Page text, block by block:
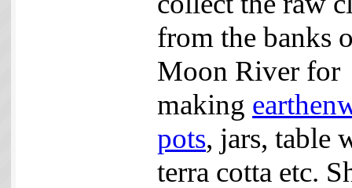
from the banks
Moon River for
making
pots, jars, table
terra cotta etc.